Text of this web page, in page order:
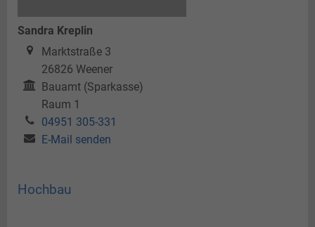
Sandra Kreplin
Marktstraße 3
26826 Weener
Bauamt (Sparkasse)
Raum 1
04951 305-331
E-Mail senden
Hochbau